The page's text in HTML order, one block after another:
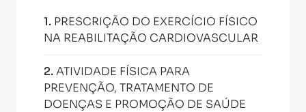
1. PRESCRIÇÃO DO EXERCÍCIO FÍSICO
NA REABILITAÇÃO CARDIOVASCULAR
2.ATIVIDADE FÍSICA PARA
PREVENÇÃO, TRATAMENTO DE
DOENÇAS E PROMOÇÃO DE SAÚDE